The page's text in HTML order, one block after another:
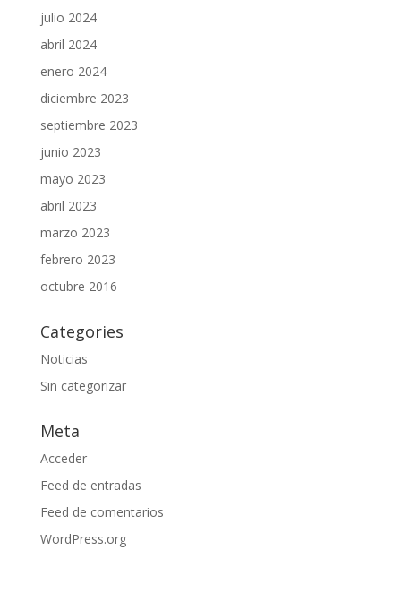
julio 2024
abril 2024
enero 2024
diciembre 2023
septiembre 2023
junio 2023
mayo 2023
abril 2023
marzo 2023
febrero 2023
octubre 2016
Categories
Noticias
Sin categorizar
Meta
Acceder
Feed de entradas
Feed de comentarios
WordPress.org